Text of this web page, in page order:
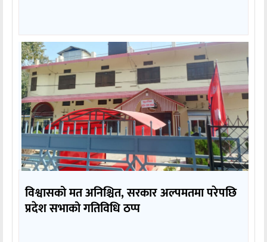
विश्वासको मत अनिश्चित, सरकार अल्पमतमा परेपछि
प्रदेश सभाको गतिविधि ठप्प